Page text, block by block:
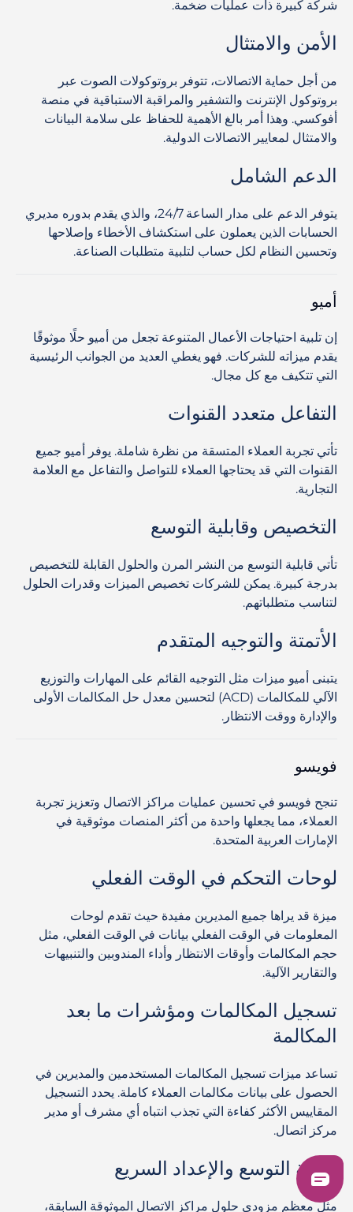
شركة كبيرة ذات عمليات ضخمة.
الأمن والامتثال
من أجل حماية الاتصالات، تتوفر بروتوكولات الصوت عبر
بروتوكول الإنترنت والتشفير والمراقبة الاستباقية في منصة
أفوكسي. وهذا أمر بالغ الأهمية للحفاظ على سلامة البيانات
والامتثال لمعايير الاتصالات الدولية.
الدعم الشامل
يتوفر الدعم على مدار الساعة 24/7، والذي يقدم بدوره مديري
الحسابات الذين يعملون على استكشاف الأخطاء وإصلاحها
وتحسين النظام لكل حساب لتلبية متطلبات الصناعة.
أميو
إن تلبية احتياجات الأعمال المتنوعة تجعل من أميو حلًا موثوقًا
يقدم ميزاته للشركات. فهو يغطي العديد من الجوانب الرئيسية
التي تتكيف مع كل مجال.
التفاعل متعدد القنوات
تأتي تجربة العملاء المتسقة من نظرة شاملة. يوفر أميو جميع
القنوات التي قد يحتاجها العملاء للتواصل والتفاعل مع العلامة
التجارية.
التخصيص وقابلية التوسع
تأتي قابلية التوسع من النشر المرن والحلول القابلة للتخصيص
بدرجة كبيرة. يمكن للشركات تخصيص الميزات وقدرات الحلول
لتناسب متطلباتهم.
الأتمتة والتوجيه المتقدم
يتبنى أميو ميزات مثل التوجيه القائم على المهارات والتوزيع
الآلي للمكالمات (ACD) لتحسين معدل حل المكالمات الأولى
والإدارة ووقت الانتظار.
فويسو
تنجح فويسو في تحسين عمليات مراكز الاتصال وتعزيز تجربة
العملاء، مما يجعلها واحدة من أكثر المنصات موثوقية في
الإمارات العربية المتحدة.
لوحات التحكم في الوقت الفعلي
ميزة قد يراها جميع المديرين مفيدة حيث تقدم لوحات
المعلومات في الوقت الفعلي بيانات في الوقت الفعلي، مثل
حجم المكالمات وأوقات الانتظار وأداء المندوبين والتنبيهات
والتقارير الآلية.
تسجيل المكالمات ومؤشرات ما بعد
المكالمة
تساعد ميزات تسجيل المكالمات المستخدمين والمديرين في
الحصول على بيانات مكالمات العملاء كاملة. يحدد التسجيل
المقاييس الأكثر كفاءة التي تجذب انتباه أي مشرف أو مدير
مركز اتصال.
قابلية التوسع والإعداد السريع
مثل معظم مزودي حلول مراكز الاتصال الموثوقة السابقة،